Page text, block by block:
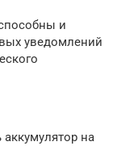
и
уведомлений
на